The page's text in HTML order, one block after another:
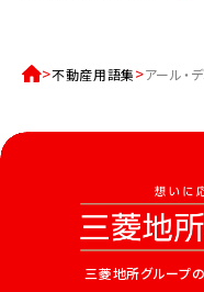
不動産用語集 アール・
三菱地所グループの